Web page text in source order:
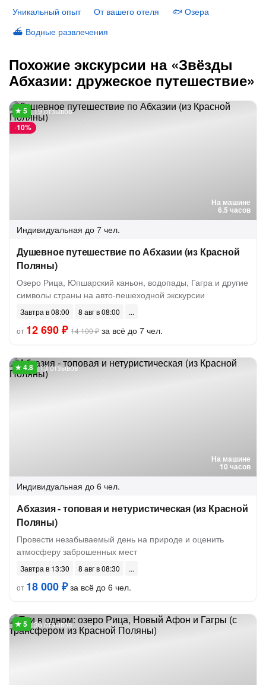
Уникальный опыт От вашего отеля
🐟 Озера
⛴ Водные развлечения
Похожие экскурсии на «Звёзды
Абхазии: дружеское путешествие»
На машине
6.5 часов
-10%
19 отзывов
Индивидуальная до 7 чел.
Душевное путешествие по Абхазии (из Красной
Поляны)
Озеро Рица, Юпшарский каньон, водопады, Гагра и другие
символы страны на авто-пешеходной экскурсии
Завтра в 08:00
8 авг в 08:00
от 12 690 ₽ 14 100 ₽ за всё до 7 чел.
На машине
10 часов
13 отзывов
Индивидуальная до 6 чел.
Абхазия - топовая и нетуристическая (из Красной
Поляны)
Провести незабываемый день на природе и оценить
атмосферу заброшенных мест
Завтра в 13:30
8 авг в 08:30
от 18 000 ₽за всё до 6 чел.
36 отзывов